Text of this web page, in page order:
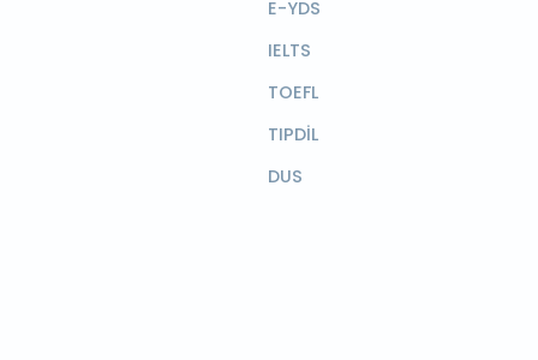
E-YDS
IELTS
TOEFL
TIPDİL
DUS